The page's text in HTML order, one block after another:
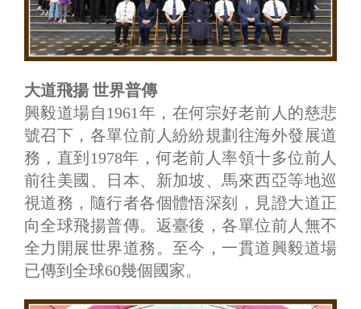
大道飛揚 世界普傳
興毅道場自1961年，在何宗好老前人的慈悲
號召下，各單位前人紛紛規劃往海外發展道
務，直到1978年，何老前人率領十多位前人
前往美國、日本、新加坡、馬來西亞等地巡
視道務，隨行者各個體悟深刻，見證大道正
向全球飛揚普傳。返臺後，各單位前人無不
全力開展世界道務。至今，一貫道興毅道場
已傳到全球60幾個國家。